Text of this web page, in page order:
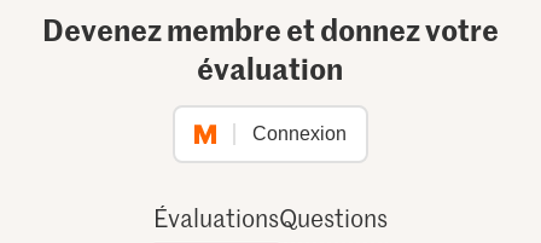
Devenez membre et donnez votre
évaluation
Connexion
ÉvaluationsQuestions